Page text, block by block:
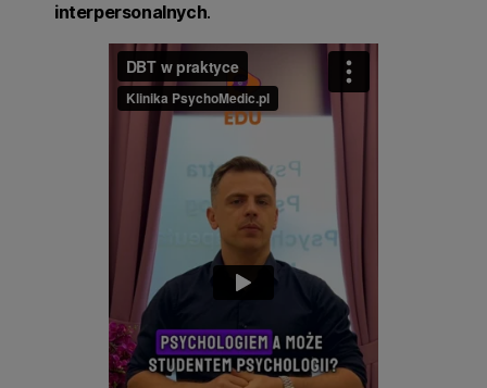
interpersonalnych.